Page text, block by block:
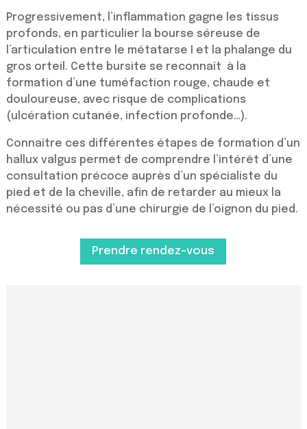
Progressivement, l’inflammation gagne les tissus
profonds, en particulier la bourse séreuse de
l’articulation entre le métatarse I et la phalange du
gros orteil. Cette bursite se reconnaît à la
formation d’une tuméfaction rouge, chaude et
douloureuse, avec risque de complications
(ulcération cutanée, infection profonde…).
Connaître ces différentes étapes de formation d’un
hallux valgus permet de comprendre l’intérêt d’une
consultation précoce auprès d’un spécialiste du
pied et de la cheville, afin de retarder au mieux la
nécessité ou pas d’une chirurgie de l’oignon du pied.
Prendre rendez-vous